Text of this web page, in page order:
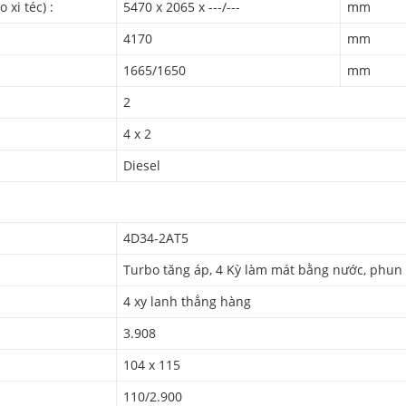
xi téc) : 5470 x 2065 x ---/---
mm
4170
mm
1665/1650
mm
2
4 x 2
Diesel
4D34-2AT5
Turbo tăng áp, 4 Kỳ làm mát bằng nước,
4 xy lanh thẳng hàng
3.908
104 x 115
110/2.900